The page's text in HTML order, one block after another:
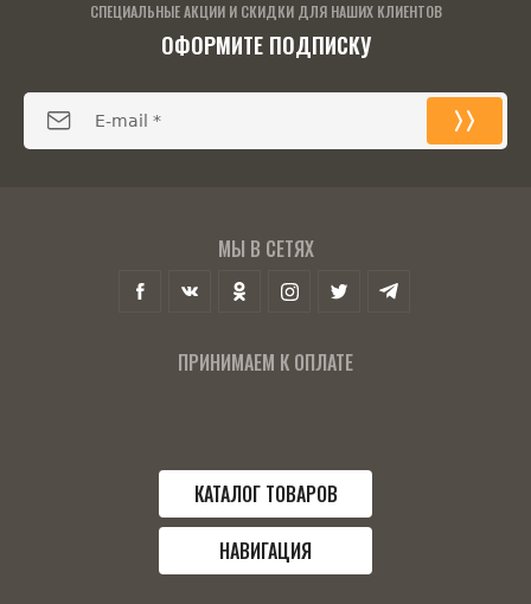
СПЕЦИАЛЬНЫЕ АКЦИИ И СКИДКИ ДЛЯ НАШИХ КЛИЕНТОВ
ОФОРМИТЕ ПОДПИСКУ
МЫ В СЕТЯХ
ПРИНИМАЕМ К ОПЛАТЕ
КАТАЛОГ ТОВАРОВ
НАВИГАЦИЯ